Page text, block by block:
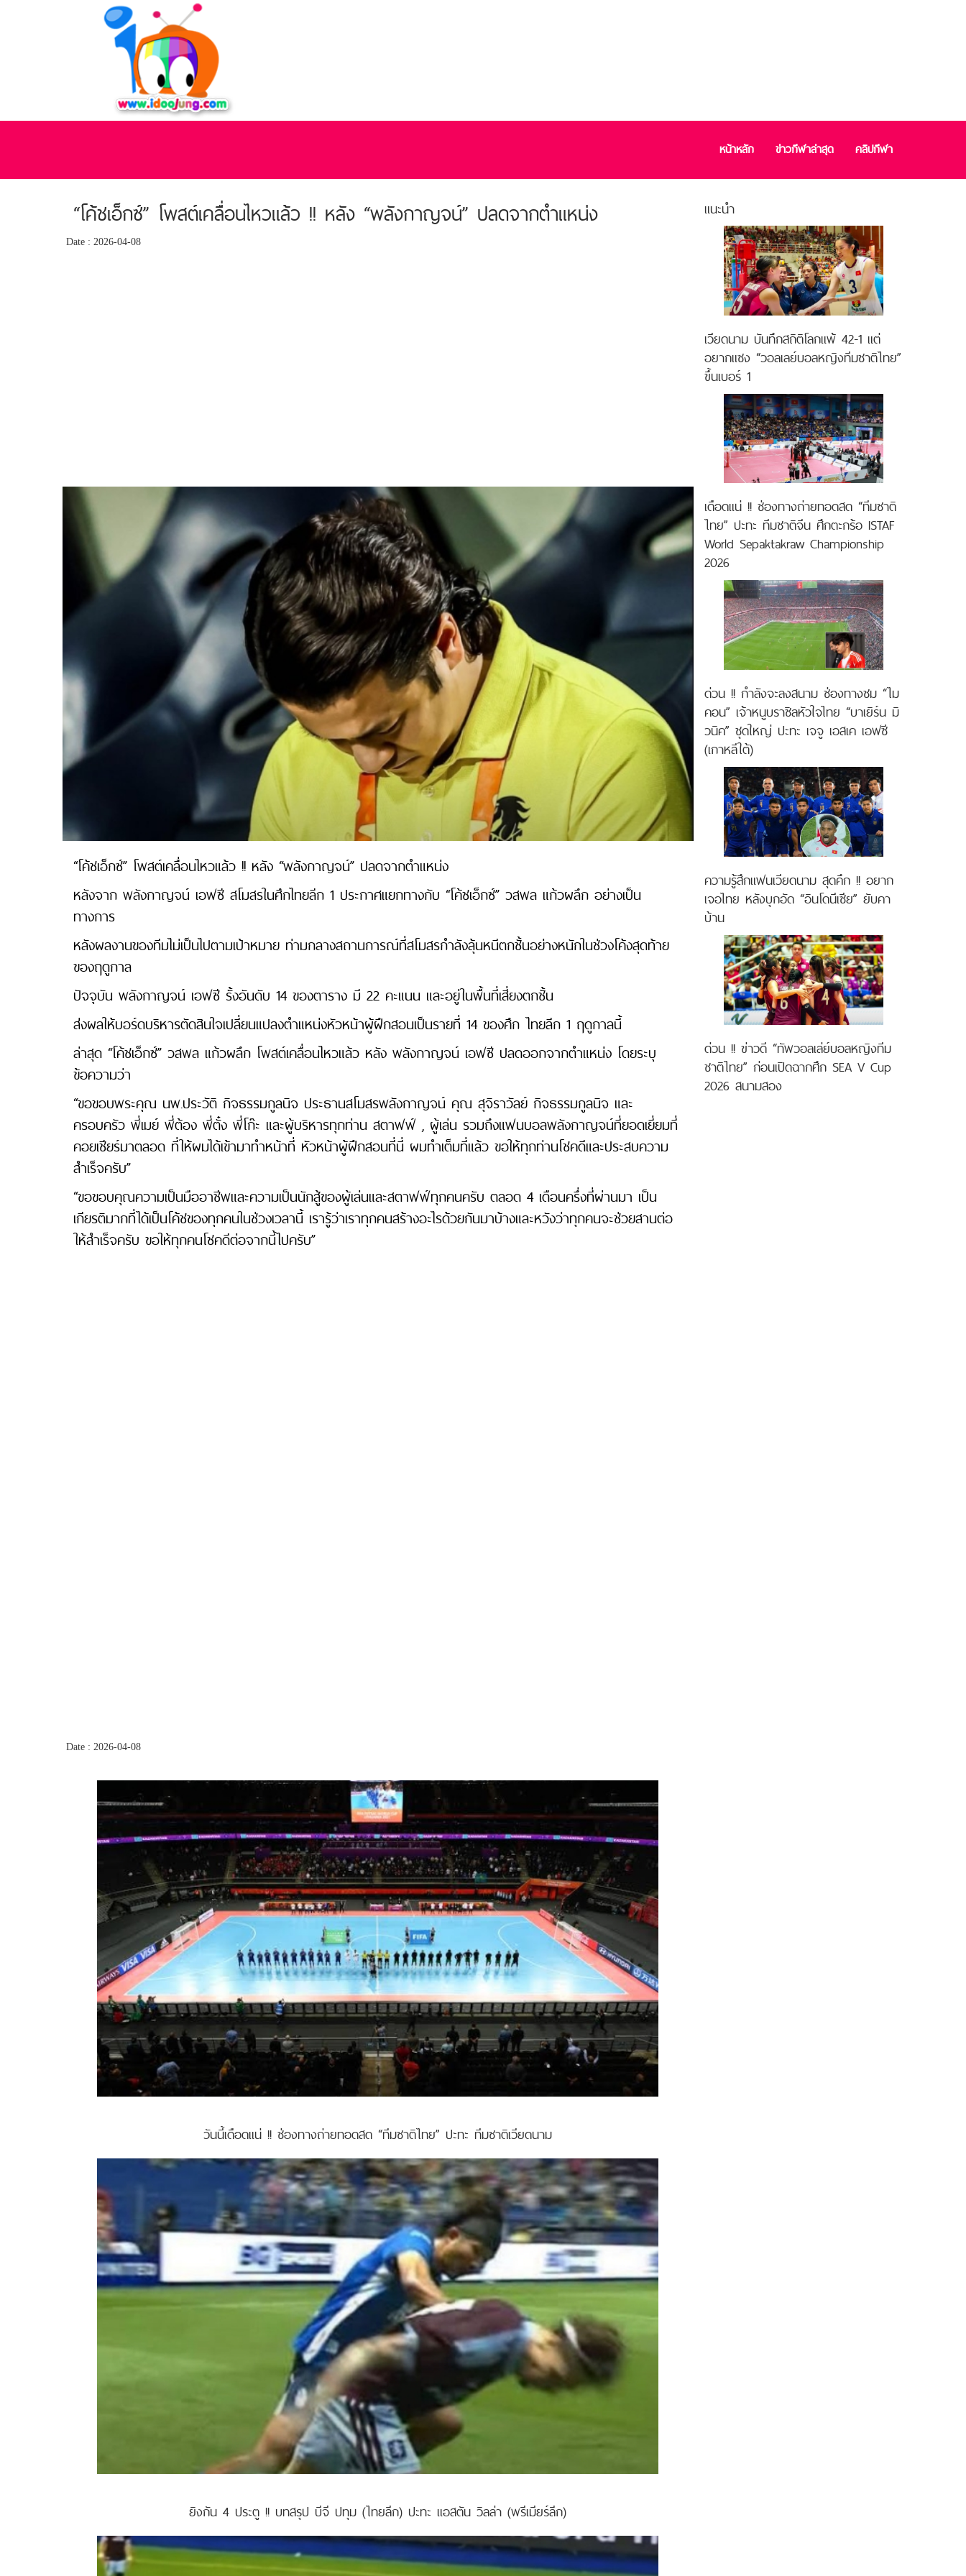
หน้าหลัก ข่าวกีฬาล่าสุด คลิปกีฬา
“โค้ชเอ็กซ์” โพสต์เคลื่อนไหวแล้ว !! หลัง “พลังกาญจน์” ปลดจากตำแหน่ง
Date : 2026-04-08
“โค้ชเอ็กซ์” โพสต์เคลื่อนไหวแล้ว !! หลัง “พลังกาญจน์” ปลดจากตำแหน่ง
หลังจาก พลังกาญจน์ เอฟซี สโมสรในศึกไทยลีก 1 ประกาศแยกทางกับ “โค้ชเอ็กซ์” วสพล แก้วผลึก อย่างเป็น
ทางการ
หลังผลงานของทีมไม่เป็นไปตามเป้าหมาย ท่ามกลางสถานการณ์ที่สโมสรกำลังลุ้นหนีตกชั้นอย่างหนักในช่วงโค้งสุดท้าย
ของฤดูกาล
ปัจจุบัน พลังกาญจน์ เอฟซี รั้งอันดับ 14 ของตาราง มี 22 คะแนน และอยู่ในพื้นที่เสี่ยงตกชั้น
ส่งผลให้บอร์ดบริหารตัดสินใจเปลี่ยนแปลงตำแหน่งหัวหน้าผู้ฝึกสอนเป็นรายที่ 14 ของศึก ไทยลีก 1 ฤดูกาลนี้
ล่าสุด “โค้ชเอ็กซ์” วสพล แก้วผลึก โพสต์เคลื่อนไหวแล้ว หลัง พลังกาญจน์ เอฟซี ปลดออกจากตำแหน่ง โดยระบุ
ข้อความว่า
“ขอขอบพระคุณ นพ.ประวัติ กิจธรรมกูลนิจ ประธานสโมสรพลังกาญจน์ คุณ สุจิราวัลย์ กิจธรรมกูลนิจ และ
ครอบครัว พี่เมย์ พี่ต้อง พี่ตั๋ง พี่โก๊ะ และผู้บริหารทุกท่าน สตาฟฟ์ , ผู้เล่น รวมถึงแฟนบอลพลังกาญจน์ที่ยอดเยี่ยมที่
คอยเชียร์มาตลอด ที่ให้ผมได้เข้ามาทำหน้าที่ หัวหน้าผู้ฝึกสอนที่นี่ ผมทำเต็มที่แล้ว ขอให้ทุกท่านโชคดีและประสบความ
สำเร็จครับ”
“ขอขอบคุณความเป็นมืออาชีพและความเป็นนักสู้ของผู้เล่นและสตาฟฟ์ทุกคนครับ ตลอด 4 เดือนครึ่งที่ผ่านมา เป็น
เกียรติมากที่ได้เป็นโค้ชของทุกคนในช่วงเวลานี้ เรารู้ว่าเราทุกคนสร้างอะไรด้วยกันมาบ้างและหวังว่าทุกคนจะช่วยสานต่อ
ให้สำเร็จครับ ขอให้ทุกคนโชคดีต่อจากนี้ไปครับ”
Date : 2026-04-08
วันนี้เดือดแน่ !! ช่องทางถ่ายทอดสด “ทีมชาติไทย” ปะทะ ทีมชาติเวียดนาม
ยิงกัน 4 ประตู !! บทสรุป บีจี ปทุม (ไทยลีก) ปะทะ แอสตัน วิลล่า (พรีเมียร์ลีก)
แนะนำ
เวียดนาม บันทึกสถิติโลกแพ้ 42-1 แต่
อยากแซง “วอลเลย์บอลหญิงทีมชาติไทย”
ขึ้นเบอร์ 1
เดือดแน่ !! ช่องทางถ่ายทอดสด “ทีมชาติ
ไทย” ปะทะ ทีมชาติจีน ศึกตะกร้อ ISTAF
World Sepaktakraw Championship
2026
ด่วน !! กำลังจะลงสนาม ช่องทางชม “ไม
คอน” เจ้าหนูบราซิลหัวใจไทย “บาเยิร์น มิ
วนิค” ชุดใหญ่ ปะทะ เจจู เอสเค เอฟซี
(เกาหลีใต้)
ความรู้สึกแฟนเวียดนาม สุดคึก !! อยาก
เจอไทย หลังบุกอัด “อินโดนีเซีย” ยับคา
บ้าน
ด่วน !! ข่าวดี “ทัพวอลเล่ย์บอลหญิงทีม
ชาติไทย” ก่อนเปิดฉากศึก SEA V Cup
2026 สนามสอง